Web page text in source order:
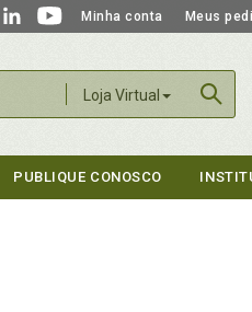
Minha conta Meus
Loja Virtual
PUBLIQUE CONOSCO